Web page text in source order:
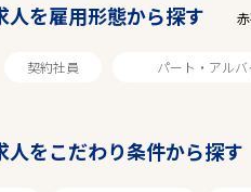
人を雇用形態から探す
契約社員 パート・アルバ
人をこだわり条件から探す